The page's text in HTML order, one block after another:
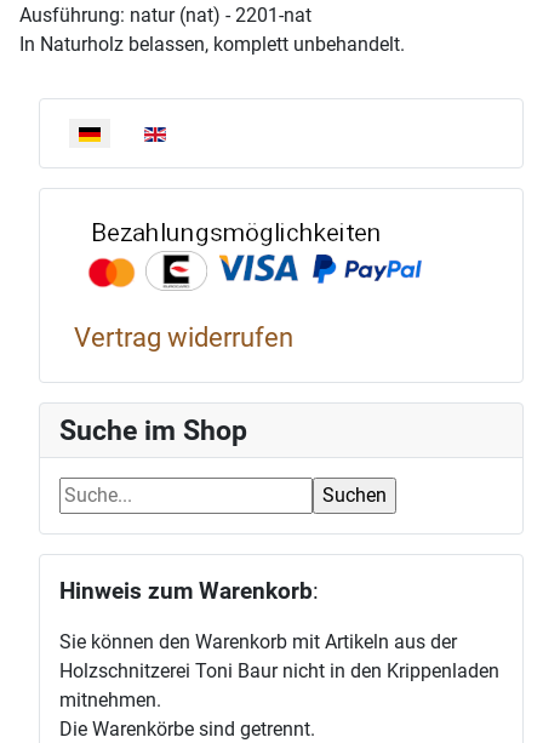
Sprache auswählen
Vertrag widerrufen
Suche im Shop
Hinweis zum Warenkorb:
Sie können den Warenkorb mit Artikeln aus der
Holzschnitzerei Toni Baur nicht in den Krippenladen
mitnehmen.
Die Warenkörbe sind getrennt.
Ausführung: natur (nat) - 2201-nat
In Naturholz belassen, komplett unbehandelt.